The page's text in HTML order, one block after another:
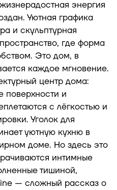
энергия
Уютная графика
и скульптурная
где форма
Это дом, в
каждое мгновение.
центр дома:
поверхности и
с лёгкостью и
Уголок для
уютную кухню в
доме. Но здесь это
интимные
тишиной,
— сложный рассказ о